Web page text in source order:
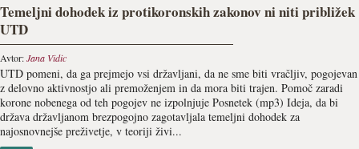
Temeljni dohodek iz protikoronskih zakonov ni niti približek
UTD
Avtor:Jana Vidic
UTD pomeni, da ga prejmejo vsi državljani, da ne sme biti vračljiv, pogojevan
z delovno aktivnostjo ali premoženjem in da mora biti trajen. Pomoč zaradi
korone nobenega od teh pogojev ne izpolnjuje Posnetek (mp3) Ideja, da bi
država državljanom brezpogojno zagotavljala temeljni dohodek za
najosnovnejše preživetje, v teoriji živi...